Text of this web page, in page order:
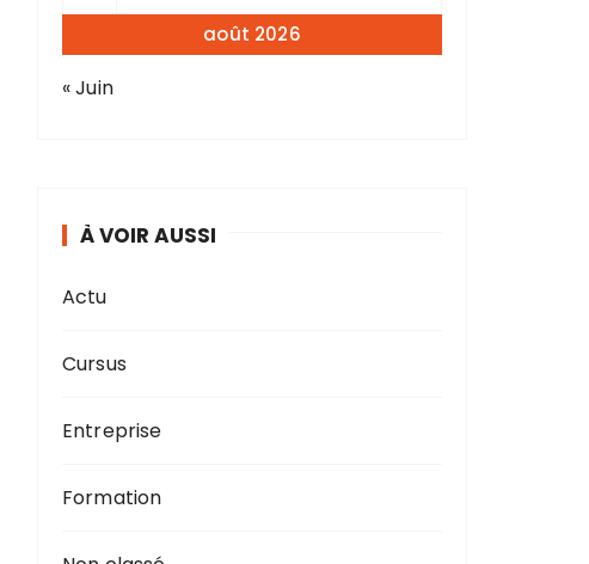
août 2026
« Juin
À VOIR AUSSI
Actu
Cursus
Entreprise
Formation